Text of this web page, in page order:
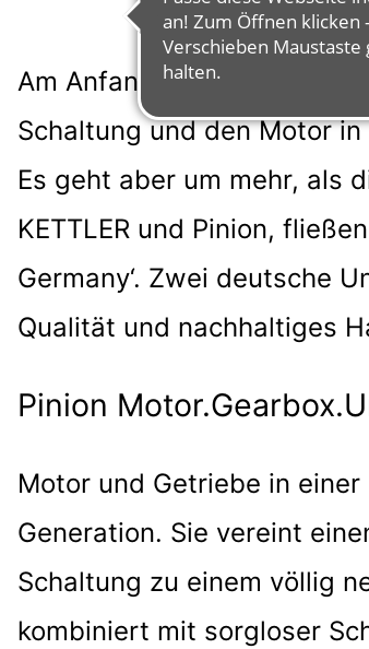
FÜR
Am Anfang stand die
Schaltung und den Motor
Es geht aber um mehr, als
KETTLER und Pinion,
Germany‘. Zwei deutsche
Qualität und nachhaltiges
Pinion
Motor und Getriebe in
Generation. Sie vereint
Schaltung zu einem völlig
kombiniert mit sorgloser